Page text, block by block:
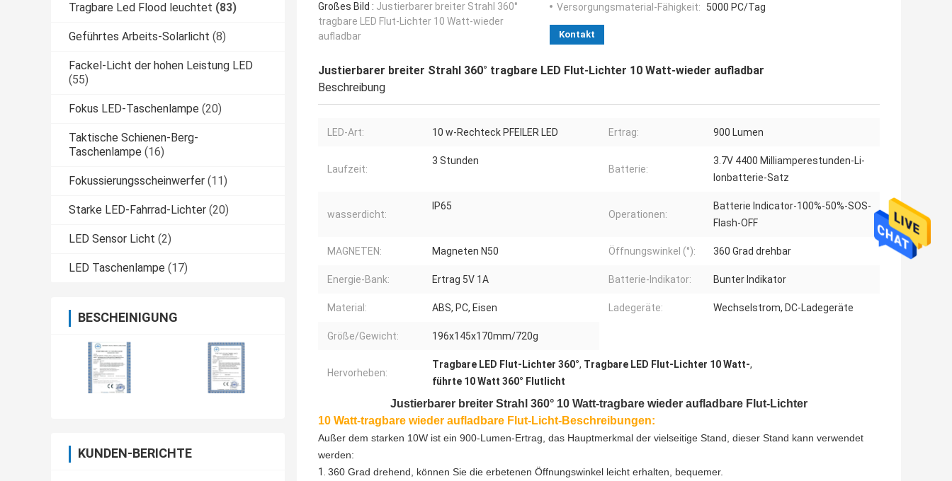
Tragbare Led Flood leuchtet (83)
Geführtes Arbeits-Solarlicht (8)
Fackel-Licht der hohen Leistung LED
(55)
Fokus LED-Taschenlampe (20)
Taktische Schienen-Berg-
Taschenlampe (16)
Fokussierungsscheinwerfer (11)
Starke LED-Fahrrad-Lichter (20)
LED Sensor Licht (2)
LED Taschenlampe (17)
BESCHEINIGUNG
KUNDEN-BERICHTE
Großes Bild : Justierbarer breiter Strahl 360°
tragbare LED Flut-Lichter 10 Watt-wieder
aufladbar
Versorgungsmaterial-Fähigkeit:
5000 PC/Tag
Kontakt
Justierbarer breiter Strahl 360° tragbare LED Flut-Lichter 10 Watt-wieder aufladbar
Beschreibung
LED-Art: 10 w-Rechteck PFEILER LED Ertrag: 900 Lumen
Laufzeit:
3 Stunden
Batterie:
3.7V 4400 Milliamperestunden-Li-
Ionbatterie-Satz
wasserdicht:
IP65
Operationen:
Batterie Indicator-100%-50%-SOS-
Flash-OFF
MAGNETEN: Magneten N50 Öffnungswinkel (°): 360 Grad drehbar
Energie-Bank: Ertrag 5V 1A Batterie-Indikator: Bunter Indikator
Material: ABS, PC, Eisen Ladegeräte: Wechselstrom, DC-Ladegeräte
Größe/Gewicht: 196x145x170mm/720g
Hervorheben:
Tragbare LED Flut-Lichter 360°, Tragbare LED Flut-Lichter 10 Watt-,
führte 10 Watt 360° Flutlicht
Justierbarer breiter Strahl 360° 10 Watt-tragbare wieder aufladbare Flut-Lichter
10 Watt-tragbare wieder aufladbare Flut-Licht-Beschreibungen:
Außer dem starken 10W ist ein 900-Lumen-Ertrag, das Hauptmerkmal der vielseitige Stand, dieser Stand kann verwendet
werden:
1. 360 Grad drehend, können Sie die erbetenen Öffnungswinkel leicht erhalten, bequemer.